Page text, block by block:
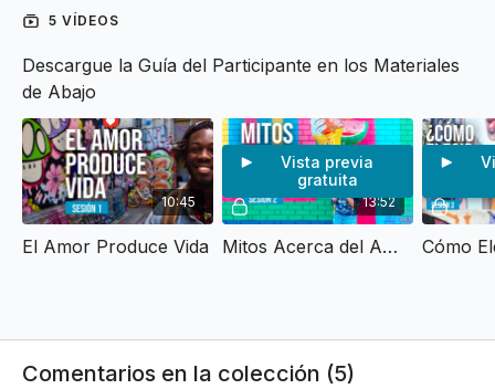
5 VÍDEOS
Descargue la Guía del Participante en los Materiales
de Abajo
10:45
El Amor Produce Vida
13:52
Vista previa
gratuita
Mitos Acerca del Amor
Comentarios en la colección (5)